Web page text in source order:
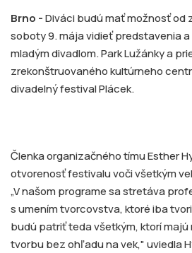
Brno -Diváci budú mať možnosť od
soboty 9. mája vidieť predstavenia
mladým divadlom. Park Lužánky a
zrekonštruovaného kultúrneho
divadelný festival Plácek.
Členka organizačného tímu Esther
otvorenosť festivalu voči všetkým
„V našom programe sa stretáva
s umením tvorcovstva, ktoré iba
budú patriť teda všetkým, ktorí
tvorbu bez ohľadu na vek," uviedla